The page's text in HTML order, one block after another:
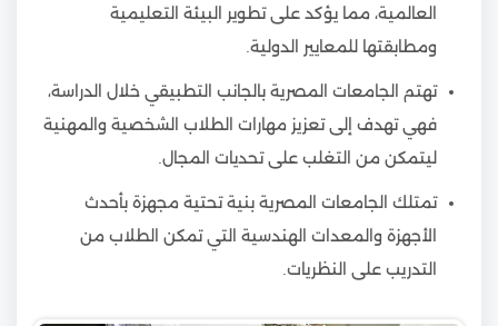
العالمية، مما يؤكد على تطوير البيئة التعليمية
ومطابقتها للمعايير الدولية.
تهتم الجامعات المصرية بالجانب التطبيقي خلال الدراسة،
فهي تهدف إلى تعزيز مهارات الطلاب الشخصية والمهنية
ليتمكن من التغلب على تحديات المجال.
تمتلك الجامعات المصرية بنية تحتية مجهزة بأحدث
الأجهزة والمعدات الهندسية التي تمكن الطلاب من
التدريب على النظريات.